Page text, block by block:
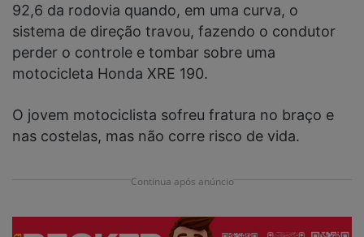
92,6 da rodovia quando, em uma curva, o
sistema de direção travou, fazendo o condutor
perder o controle e tombar sobre uma
motocicleta Honda XRE 190.
O jovem motociclista sofreu fratura no braço e
nas costelas, mas não corre risco de vida.
Continua após anúncio